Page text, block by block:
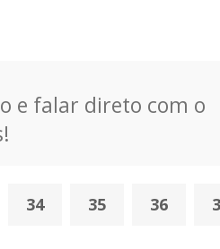
e falar direto com o
34 35 36